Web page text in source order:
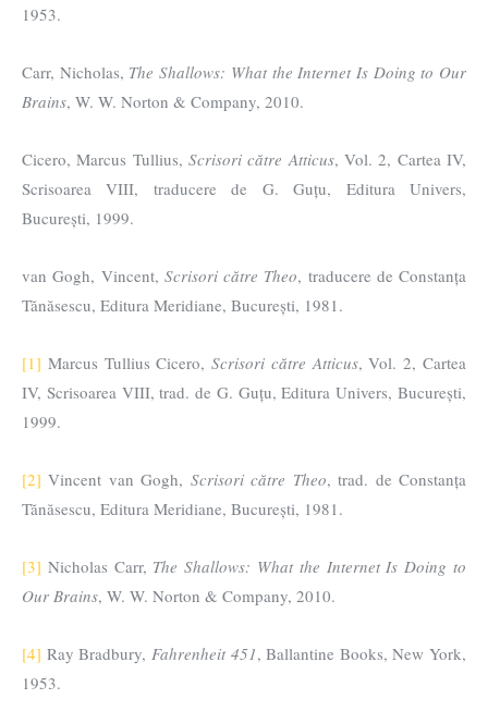
1953.
Carr, Nicholas, The Shallows: What the Internet Is Doing to Our
Brains, W. W. Norton & Company, 2010.
Cicero, Marcus Tullius, Scrisori către Atticus, Vol. 2, Cartea IV,
Scrisoarea VIII, traducere de G. Guțu, Editura Univers,
București, 1999.
van Gogh, Vincent, Scrisori către Theo, traducere de Constanța
Tănăsescu, Editura Meridiane, București, 1981.
[1] Marcus Tullius Cicero,Scrisori către Atticus, Vol. 2, Cartea
IV, Scrisoarea VIII, trad. de G. Guțu, Editura Univers, București,
1999.
[2] Vincent van Gogh, Scrisori către Theo, trad. de Constanța
Tănăsescu, Editura Meridiane, București, 1981.
[3] Nicholas Carr, The Shallows: What the Internet Is Doing to
Our Brains, W. W. Norton & Company, 2010.
[4] Ray Bradbury, Fahrenheit 451, Ballantine Books, New York,
1953.